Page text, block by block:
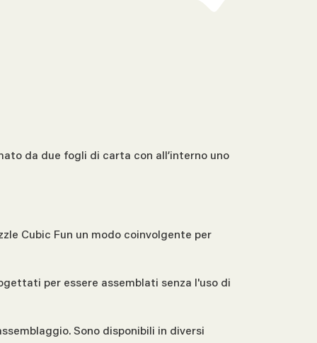
da due fogli di carta con all’interno uno
Cubic Fun un modo coinvolgente per
per essere assemblati senza l'uso di
Sono disponibili in diversi